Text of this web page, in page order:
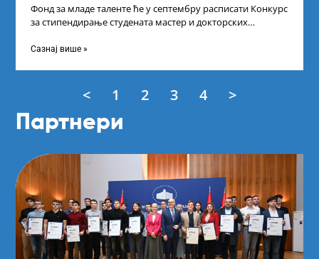
Фонд за младе таленте ће у септембру расписати Конкурс
за стипендирање студената мастер и докторских
Сазнај више »
< 1 2 3 4 >
Партнери